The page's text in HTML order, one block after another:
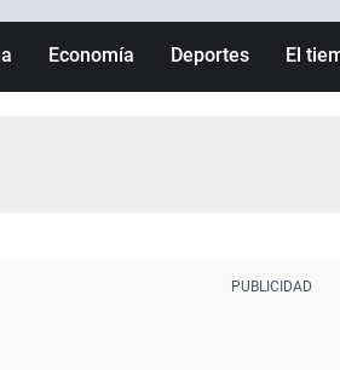
Economía Deportes El